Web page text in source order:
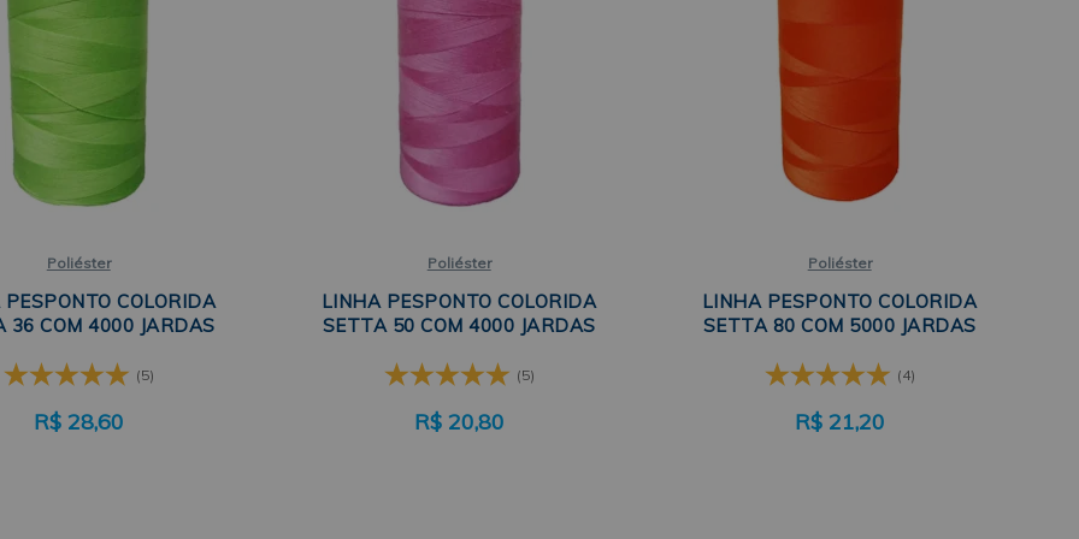
Poliéster
COLORIDA
36 COM 4000 JARDAS
(5)
R$ 28,60
Poliéster
LINHA PESPONTO COLORIDA
SETTA 50 COM 4000 JARDAS
(5)
R$ 20,80
Poliéster
LINHA PESPONTO COLORIDA
SETTA 80 COM 5000 JARDAS
(4)
R$ 21,20